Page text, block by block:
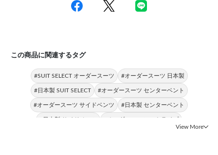
この商品に関連するタグ
#SUIT SELECT オーダースーツ #オーダースーツ 日本製
#日本製 SUIT SELECT #オーダースーツ センターベント
#オーダースーツ サイドベンツ #日本製 センターベント
#日本製 サイドベンツ #オーダースーツ ストライプ
View More